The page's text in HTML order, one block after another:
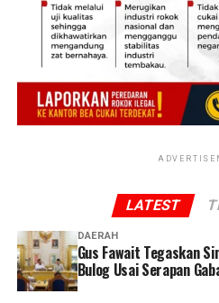
Menurutnya, yang selama ini
pegawai BUMN bukanlah ahli
“Kita tahu juga, maaf gitu ya,
kan itu banyak diisi sama
bukan ahli juga dalam
LATEST
DAERAH
Gus Fawait Tegaskan
Bulog Usai Serapan